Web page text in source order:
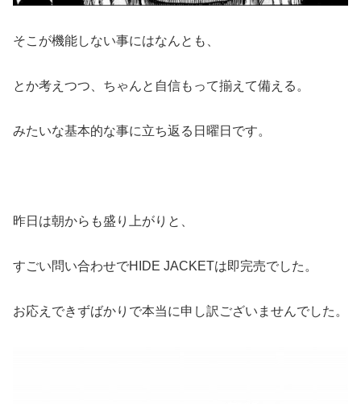
そこが機能しない事にはなんとも、
とか考えつつ、ちゃんと自信もって揃えて備える。
みたいな基本的な事に立ち返る日曜日です。
昨日は朝からも盛り上がりと、
すごい問い合わせでHIDE JACKETは即完売でした。
お応えできずばかりで本当に申し訳ございませんでした。